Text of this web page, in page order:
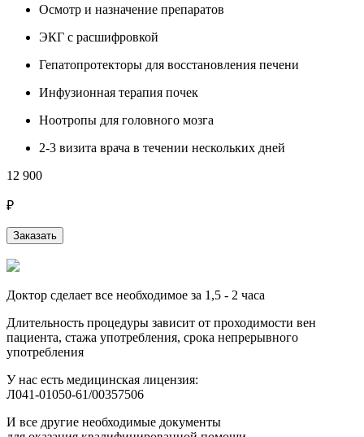
Осмотр и назначение препаратов
ЭКГ с расшифровкой
Гепатопротекторы для восстановления печени
Инфузионная терапия почек
Ноотропы для головного мозга
2-3 визита врача в течении нескольких дней
12 900
₽
Заказать
Доктор сделает все необходимое за 1,5 - 2 часа
Длительность процедуры зависит от проходимости вен
пациента, стажа употребления, срока непрерывного
употребления
У нас есть медицинская лицензия:
Л041-01050-61/00357506
И все другие необходимые документы